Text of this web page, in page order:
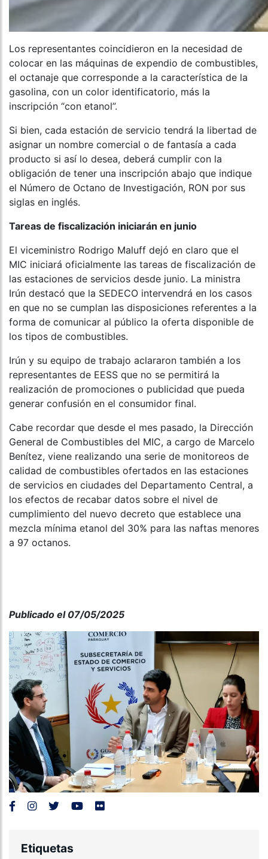
Los representantes coincidieron en la necesidad de
colocar en las máquinas de expendio de combustibles,
el octanaje que corresponde a la característica de la
gasolina, con un color identificatorio, más la
inscripción “con etanol”.
Si bien, cada estación de servicio tendrá la libertad de
asignar un nombre comercial o de fantasía a cada
producto si así lo desea, deberá cumplir con la
obligación de tener una inscripción abajo que indique
el Número de Octano de Investigación, RON por sus
siglas en inglés.
Tareas de fiscalización iniciarán en junio
El viceministro Rodrigo Maluff dejó en claro que el
MIC iniciará oficialmente las tareas de fiscalización de
las estaciones de servicios desde junio. La ministra
Irún destacó que la SEDECO intervendrá en los casos
en que no se cumplan las disposiciones referentes a la
forma de comunicar al público la oferta disponible de
los tipos de combustibles.
Irún y su equipo de trabajo aclararon también a los
representantes de EESS que no se permitirá la
realización de promociones o publicidad que pueda
generar confusión en el consumidor final.
Cabe recordar que desde el mes pasado, la Dirección
General de Combustibles del MIC, a cargo de Marcelo
Benítez, viene realizando una serie de monitoreos de
calidad de combustibles ofertados en las estaciones
de servicios en ciudades del Departamento Central, a
los efectos de recabar datos sobre el nivel de
cumplimiento del nuevo decreto que establece una
mezcla mínima etanol del 30% para las naftas menores
a 97 octanos.
Publicado el 07/05/2025
Etiquetas